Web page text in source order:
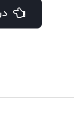
درخواست مشاوره رایگان